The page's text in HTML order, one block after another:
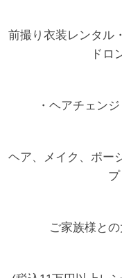
前撮り衣装レンタル
ドロ
・ヘアチェン
ヘア、メイク、ポー
ご家族様と